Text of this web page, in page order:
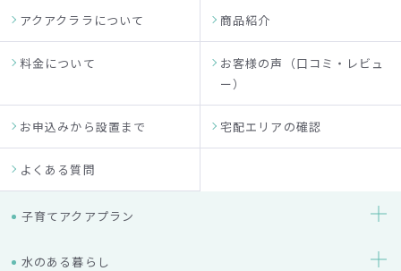
アクアクララについて 商品紹介
料金について
お客様の声（口コミ・レビュ
ー）
お申込みから設置まで 宅配エリアの確認
よくある質問
子育てアクアプラン
水のある暮らし